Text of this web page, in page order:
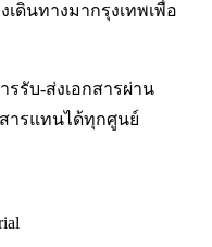
ดินทางมากรุงเทพเพื่อ
รรับ-ส่งเอกสารผ่าน
ารแทนได้ทุกศูนย์